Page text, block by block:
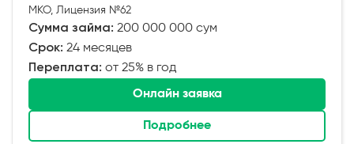
МКО, Лицензия №62
Сумма займа: 200 000 000 сум
Срок: 24 месяцев
Переплата: от 25% в год
Онлайн заявка
Подробнее